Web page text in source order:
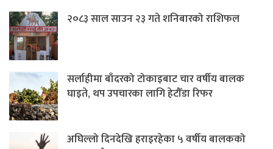
२०८३ साल साउन २३ गते शनिबारको राशिफल
सर्लाहीमा बाँदरको टोकाइबाट चार वर्षीय बालक
घाइते, थप उपचारका लागि हेटौँडा रिफर
अघिल्लो दिनदेखि हराइरहेका ५ वर्षीय बालकको